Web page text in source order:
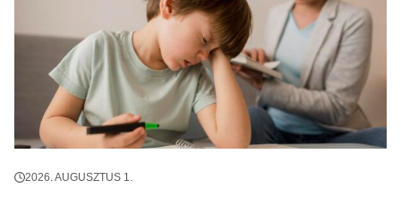
2026. AUGUSZTUS 1.